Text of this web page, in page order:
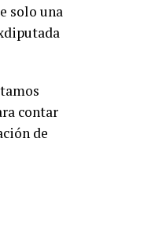
solo una
contar
de